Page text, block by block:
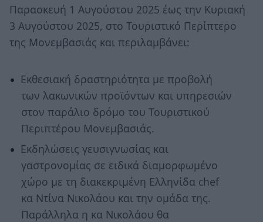
Παρασκευή 1 Αυγούστου 2025 έως την Κυριακή
3 Αυγούστου 2025, στο Τουριστικό Περίπτερο
της Μονεμβασιάς και περιλαμβάνει:
Εκθεσιακή δραστηριότητα με προβολή
των λακωνικών προϊόντων και υπηρεσιών
στον παράλιο δρόμο του Τουριστικού
Περιπτέρου Μονεμβασιάς.
Εκδηλώσεις γευσιγνωσίας και
γαστρονομίας σε ειδικά διαμορφωμένο
χώρο με τη διακεκριμένη Ελληνίδα chef
κα Ντίνα Νικολάου και την ομάδα της.
Παράλληλα η κα Νικολάου θα